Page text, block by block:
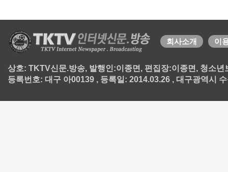
회사소개 이
상호: TKTV신문.방송, 발행인:이종면, 편집장:이종면, 청소
등록번호: 대구 아00139 , 등록일: 2014.03.26 , 대구광역시